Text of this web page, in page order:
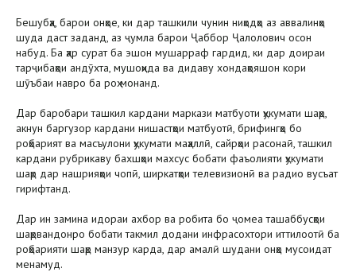
Бешубҳа, барои онҳое, ки дар ташкили чунин ниҳодҳо аз аввалинҳо
шуда даст заданд, аз ҷумла барои Ҷаббор Ҷалолович осон
набуд. Ба ҳар сурат ба эшон мушарраф гардид, ки дар доираи
тарҷибаҳои андӯхта, мушоҳида ва дидаву хондаҳояшон кори
шӯъбаи навро ба роҳ монанд.
Дар баробари ташкил кардани маркази матбуоти ҳукумати шаҳр,
акнун баргузор кардани нишастҳои матбуотӣ, брифингҳо бо
роҳбарият ва масъулони ҳукумати маҳаллӣ, сайрҳои расонаӣ, ташкил
кардани рубрикаву бахшҳои махсус бобати фаъолияти ҳукумати
шаҳр дар нашрияҳои чопӣ, ширкатҳои телевизионӣ ва радио вусъат
гирифтанд.
Дар ин замина идораи ахбор ва робита бо ҷомеа ташаббусҳои
шаҳрвандонро бобати такмил додани инфрасохтори иттилоотӣ ба
роҳбарияти шаҳр манзур карда, дар амалӣ шудани онҳо мусоидат
менамуд.